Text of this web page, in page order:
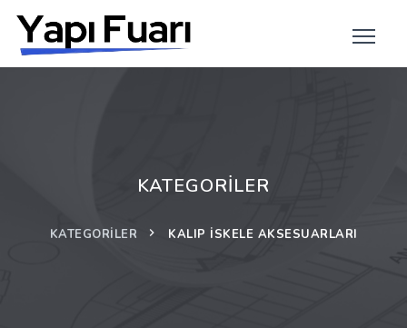
KATEGORILER
KATEGORILER KALIP İSKELE AKSESUARLARI